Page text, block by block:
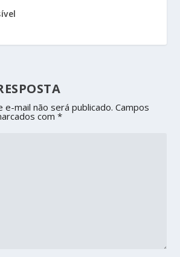
e-mail não será publicado. Campos
com*